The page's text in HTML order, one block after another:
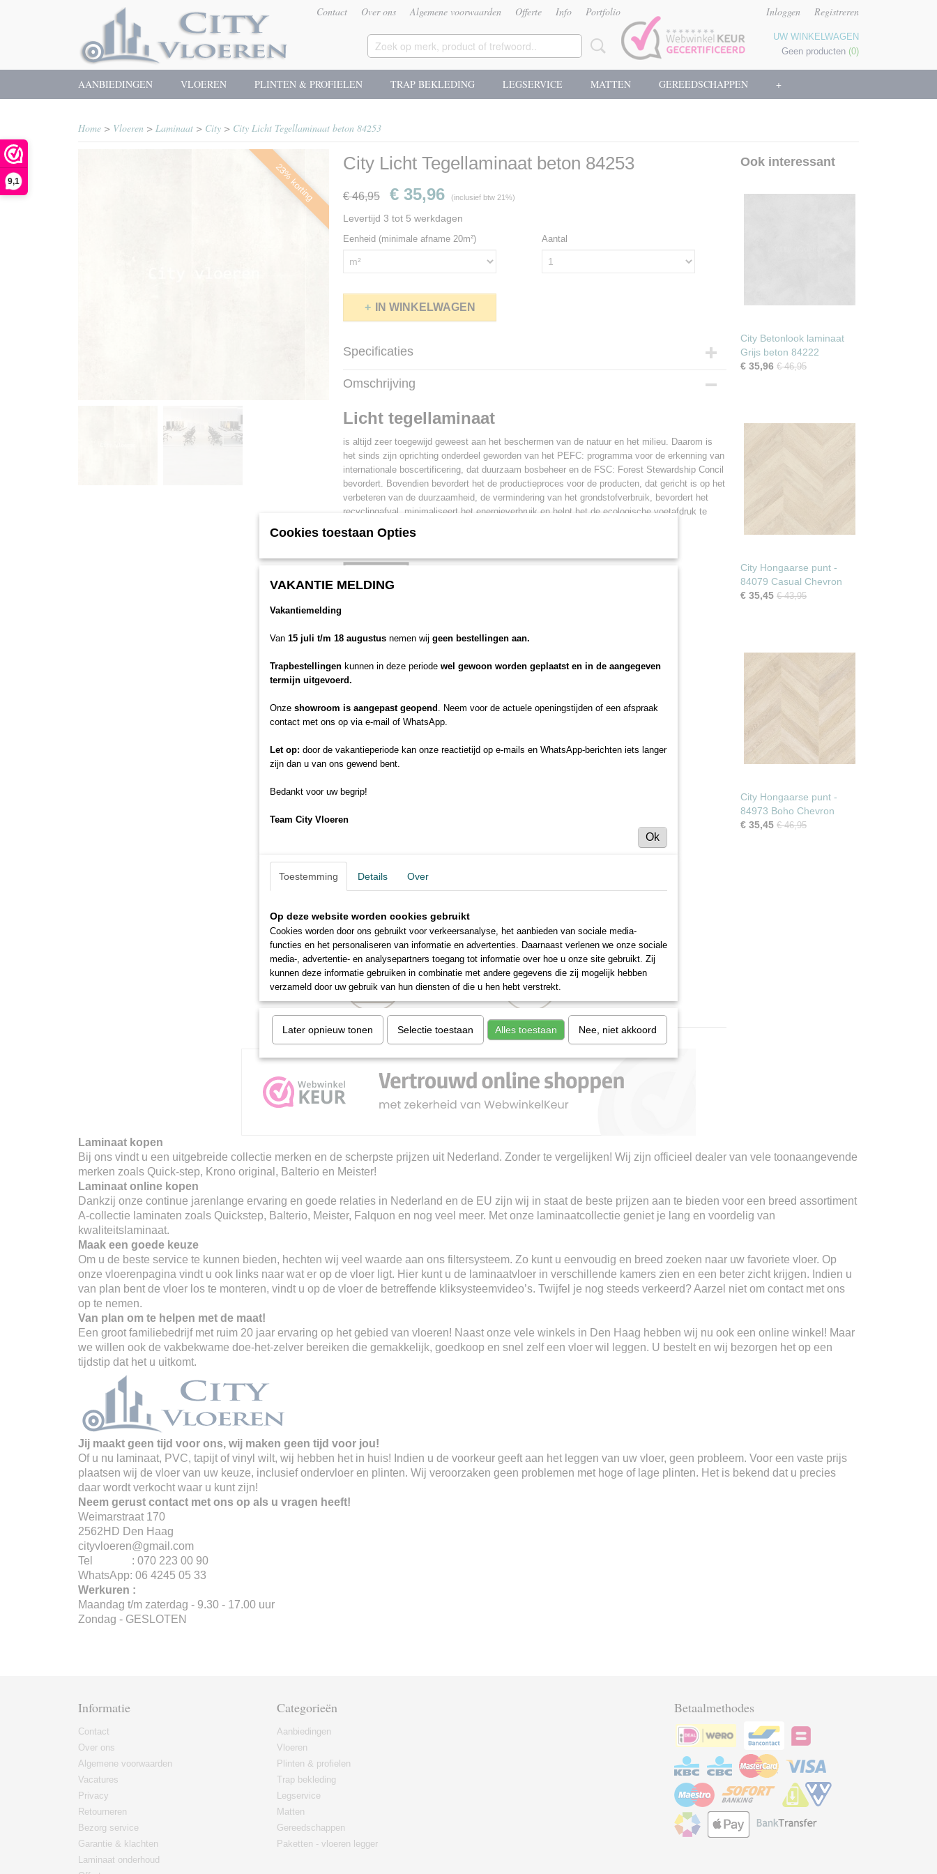
9,1
Contact Over ons Algemene voorwaarden Offerte Info Portfolio Inloggen Registreren
UW WINKELWAGEN
Geen producten (0)
AANBIEDINGEN VLOEREN PLINTEN & PROFIELEN TRAP BEKLEDING LEGSERVICE MATTEN GEREEDSCHAPPEN +
Home > Vloeren > Laminaat > City > City Licht Tegellaminaat beton 84253
23% korting City Licht Tegellaminaat beton 84253
€ 46,95 € 35,96 (inclusief btw 21%)
Levertijd 3 tot 5 werkdagen
Eenheid (minimale afname 20m²) Aantal
IN WINKELWAGEN
Specificaties
Productcode
Netto gewicht
Afmetingen (l,b,h)
V-groef
4V
Klasse
23/33
Slijtageklasse
Materiaal
Waterafstotend HDF
Vloerverwarming
Geschikt
Extra
Omschrijving
Licht tegellaminaat
is altijd zeer toegewijd geweest aan het beschermen van de natuur en het milieu. Daarom is
het sinds zijn oprichting onderdeel geworden van het PEFC: programma voor de erkenning van
internationale boscertificering, dat duurzaam bosbeheer en de FSC: Forest Stewardship Concil
bevordert. Bovendien bevordert het de productieproces voor de producten, dat gericht is op het
verbeteren van de duurzaamheid, de vermindering van het grondstofverbruik, bevordert het
recyclingafval, minimaliseert het energieverbruik en helpt het de ecologische voetafdruk te
keukens en badkamers
Antistatisch
U- Groeven
Ook interessant
City Betonlook laminaat
Grijs beton 84222
€ 35,96 € 46,95
City Hongaarse punt -
84079 Casual Chevron
€ 35,45 € 43,95
City Hongaarse punt -
84973 Boho Chevron
€ 35,45 € 46,95
Laminaat kopen
Bij ons vindt u een uitgebreide collectie merken en de scherpste prijzen uit Nederland. Zonder te vergelijken! Wij zijn officieel dealer van vele toonaangevende
merken zoals Quick-step, Krono original, Balterio en Meister!
Laminaat online kopen
Dankzij onze continue jarenlange ervaring en goede relaties in Nederland en de EU zijn wij in staat de beste prijzen aan te bieden voor een breed assortiment
A-collectie laminaten zoals Quickstep, Balterio, Meister, Falquon en nog veel meer. Met onze laminaatcollectie geniet je lang en voordelig van
kwaliteitslaminaat.
Maak een goede keuze
Om u de beste service te kunnen bieden, hechten wij veel waarde aan ons filtersysteem. Zo kunt u eenvoudig en breed zoeken naar uw favoriete vloer. Op
onze vloerenpagina vindt u ook links naar wat er op de vloer ligt. Hier kunt u de laminaatvloer in verschillende kamers zien en een beter zicht krijgen. Indien u
van plan bent de vloer los te monteren, vindt u op de vloer de betreffende kliksysteemvideo’s. Twijfel je nog steeds verkeerd? Aarzel niet om contact met ons
op te nemen.
Van plan om te helpen met de maat!
Een groot familiebedrijf met ruim 20 jaar ervaring op het gebied van vloeren! Naast onze vele winkels in Den Haag hebben wij nu ook een online winkel! Maar
we willen ook de vakbekwame doe-het-zelver bereiken die gemakkelijk, goedkoop en snel zelf een vloer wil leggen. U bestelt en wij bezorgen het op een
tijdstip dat het u uitkomt.
Jij maakt geen tijd voor ons, wij maken geen tijd voor jou!
Of u nu laminaat, PVC, tapijt of vinyl wilt, wij hebben het in huis! Indien u de voorkeur geeft aan het leggen van uw vloer, geen probleem. Voor een vaste prijs
plaatsen wij de vloer van uw keuze, inclusief ondervloer en plinten. Wij veroorzaken geen problemen met hoge of lage plinten. Het is bekend dat u precies
daar wordt verkocht waar u kunt zijn!
Neem gerust contact met ons op als u vragen heeft!
Weimarstraat 170
2562HD Den Haag
cityvloeren@gmail.com
Tel : 070 223 00 90
WhatsApp: 06 4245 05 33
Werkuren :
Maandag t/m zaterdag - 9.30 - 17.00 uur
Zondag - GESLOTEN
Informatie
Contact
Over ons
Algemene voorwaarden
Vacatures
Privacy
Retourneren
Bezorg service
Garantie & klachten
Laminaat onderhoud
Categorieën
Aanbiedingen
Vloeren
Plinten & profielen
Trap bekleding
Legservice
Matten
Gereedschappen
Paketten - vloeren legger
Betaalmethodes
Cookies toestaan Opties
VAKANTIE MELDING
Vakantiemelding
Van 15 juli t/m 18 augustus nemen wij geen bestellingen aan.
Trapbestellingen kunnen in deze periode wel gewoon worden geplaatst en in de aangegeven
termijn uitgevoerd.
Onze showroom is aangepast geopend . Neem voor de actuele openingstijden of een afspraak
contact met ons op via e-mail of WhatsApp.
Let op: door de vakantieperiode kan onze reactietijd op e-mails en WhatsApp-berichten iets langer
zijn dan u van ons gewend bent.
Bedankt voor uw begrip!
Team City Vloeren
Ok
Toestemming Details Over
Op deze website worden cookies gebruikt
Cookies worden door ons gebruikt voor verkeersanalyse, het aanbieden van sociale media-
functies en het personaliseren van informatie en advertenties. Daarnaast verlenen we onze sociale
media-, advertentie- en analysepartners toegang tot informatie over hoe u onze site gebruikt. Zij
kunnen deze informatie gebruiken in combinatie met andere gegevens die zij mogelijk hebben
verzameld door uw gebruik van hun diensten of die u hen hebt verstrekt.
Later opnieuw tonen Selectie toestaan Alles toestaan Nee, niet akkoord